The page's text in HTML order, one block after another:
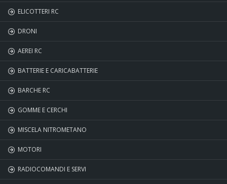
FREE WHEEL
ELICOTTERI RC
DRONI
AEREI RC
BATTERIE E CARICABATTERIE
BARCHE RC
GOMME E CERCHI
MISCELA NITROMETANO
MOTORI
RADIOCOMANDI E SERVI